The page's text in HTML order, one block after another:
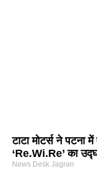
टाटा मोटर्स ने पटना
‘Re.Wi.Re’ का
News Desk Jagran